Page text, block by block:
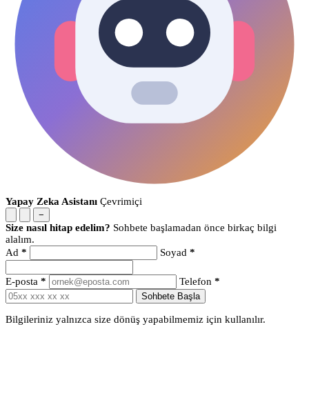
Yapay Zeka Asistanı Çevrimiçi
−
Size nasıl hitap edelim? Sohbete başlamadan önce birkaç bilgi
alalım.
Ad * Soyad *
E-posta * Telefon *
Sohbete Başla
Bilgileriniz yalnızca size dönüş yapabilmemiz için kullanılır.